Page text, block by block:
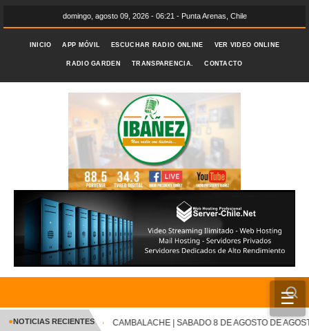
domingo, agosto 09, 2026 - 06:21 - Punta Arenas, Chile
INICIO APP MÓVIL ESCUCHAR RADIO ONLINE VER VIDEO ONLINE
RADIO GARDEN TRANSPARENCIA. CONTACTO
☰
INICIO
●NOTICIAS RECIENTES CAMBALACHE | SABADO 8 DE AGOSTO DE